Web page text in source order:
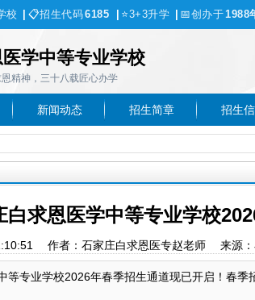
校 📋招生代码6185 ⭐3+3升学 📅创办于1988
学中等专业学校
精神，三十八载匠心办学
新闻动态 招生简章 招生
白求恩医学中等专业学校
作者：石家庄白求恩医专赵老师 来源
等专业学校2026年春季招生通道现已开启！春